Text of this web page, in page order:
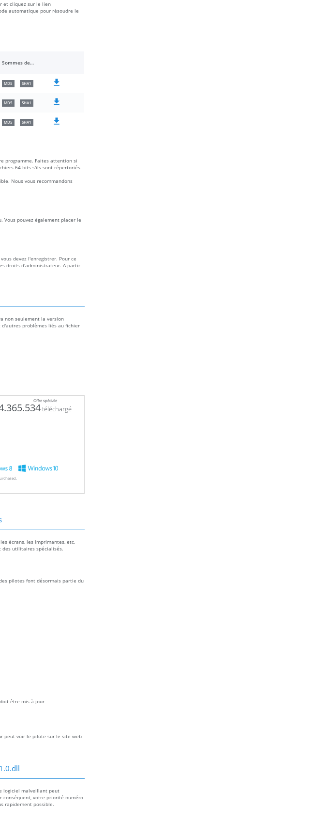
et cliquez sur le lien
automatique pour résoudre le
Sommes de contrôle
MD5 SHA1
MD5 SHA1
MD5 SHA1
programme. Faites attention si
64 bits s'ils sont répertoriés
Nous vous recommandons
pouvez également placer le
devez l'enregistrer. Pour ce
droits d'administrateur. A partir
non seulement la version
problèmes liés au fichier
Offre spéciale
téléchargé
écrans, les imprimantes, etc.
des utilitaires spécialisés.
pilotes font désormais partie du
être mis à jour
peut voir le pilote sur le site web
logiciel malveillant peut
conséquent, votre priorité numéro
rapidement possible.